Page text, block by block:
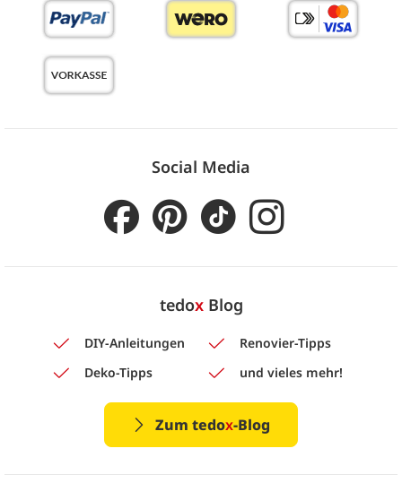
Social Media
tedoxBlog
DIY-Anleitungen
Renovier-Tipps
Deko-Tipps
und vieles mehr!
Zum tedox-Blog